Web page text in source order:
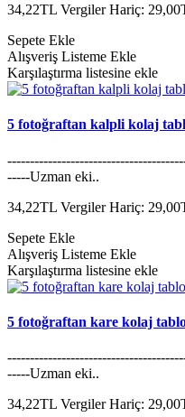
34,22TL Vergiler Hariç:
Sepete Ekle
Alışveriş Listeme Ekle
Karşılaştırma listesine ekle
5 fotoğraftan kalpli kolaj
-----Uzman eki..
34,22TL Vergiler Hariç:
Sepete Ekle
Alışveriş Listeme Ekle
Karşılaştırma listesine ekle
5 fotoğraftan kare kolaj
-----Uzman eki..
34,22TL Vergiler Hariç: